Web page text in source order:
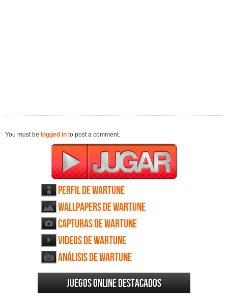
You must be logged in to post a comment.
Perfil de Wartune
Wallpapers de Wartune
Capturas de Wartune
Videos de Wartune
Análisis de Wartune
Juegos online destacados